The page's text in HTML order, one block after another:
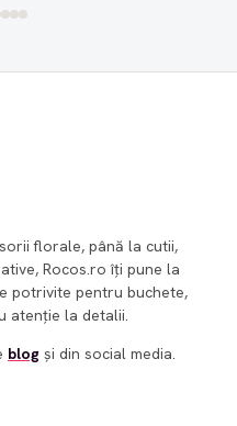
florale, până la cutii,
Rocos.ro îți pune la
potrivite pentru buchete,
atenție la detalii.
blog și din social media.